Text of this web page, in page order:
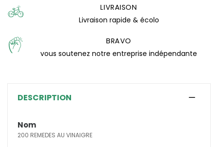
LIVRAISON
Livraison rapide & écolo
BRAVO
vous soutenez notre entreprise indépendante
DESCRIPTION
Nom
200 REMEDES AU VINAIGRE